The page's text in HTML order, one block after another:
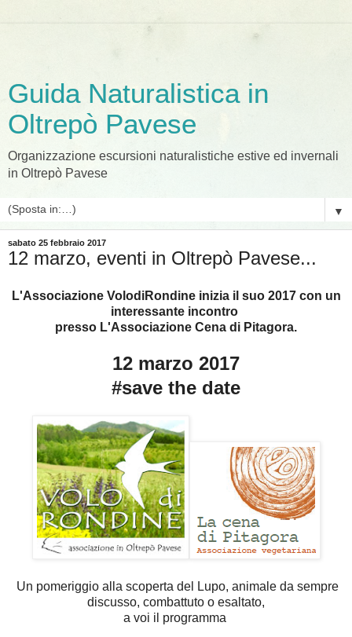
Guida Naturalistica in
Oltrepò Pavese
Organizzazione escursioni naturalistiche estive ed invernali
in Oltrepò Pavese
▼
sabato 25 febbraio 2017
12 marzo, eventi in Oltrepò Pavese...
L'Associazione VolodiRondine inizia il suo 2017 con un
interessante incontro
presso L'Associazione Cena di Pitagora.
12 marzo 2017
#save the date
Un pomeriggio alla scoperta del Lupo, animale da sempre
discusso, combattuto o esaltato,
a voi il programma